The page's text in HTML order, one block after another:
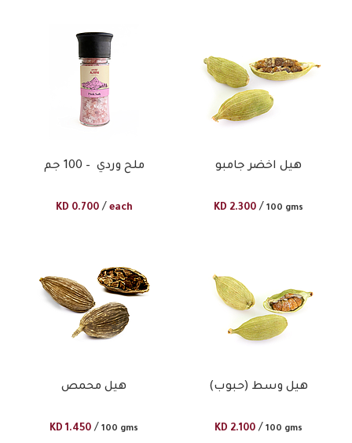
ملح وردي – 100 جم
KD 0.700 / each
هيل اخضر جامبو
KD 2.300 / 100 gms
هيل محمص
KD 1.450 / 100 gms
هيل وسط (حبوب)
KD 2.100 / 100 gms